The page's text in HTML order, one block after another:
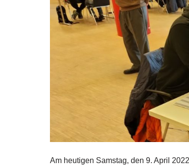
Am heutigen Samstag, den 9. April